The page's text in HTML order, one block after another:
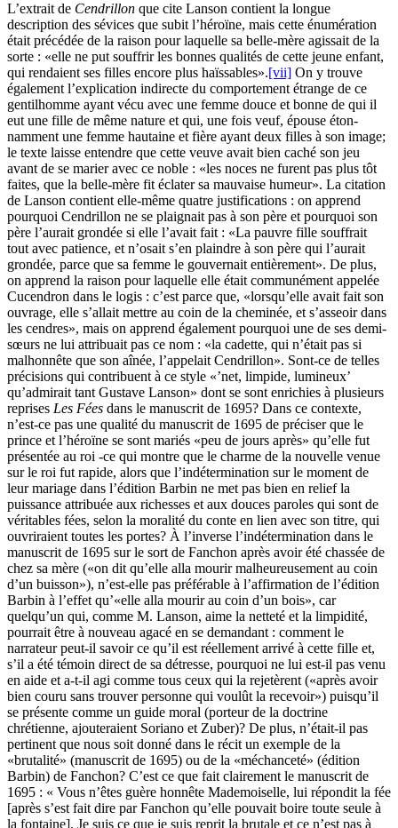
L’extrait de Cendrillon que cite Lanson contient la longue
description des sévices que subit l’héroïne, mais cette énumération
était précédée de la raison pour laquelle sa belle-mère agissait de la
sorte : «elle ne put souffrir les bonnes qualités de cette jeune enfant,
qui rendaient ses filles encore plus haïssables».[vii] On y trouve
également l’explication indirecte du comportement étrange de ce
gentilhomme ayant vécu avec une femme douce et bonne de qui il
eut une fille de même nature et qui, une fois veuf, épouse éton­
namment une femme hautaine et fière ayant deux filles à son image;
le texte laisse entendre que cette veuve avait bien caché son jeu
avant de se marier avec ce noble : «les noces ne furent pas plus tôt
faites, que la belle-mère fit éclater sa mauvaise humeur». La citation
de Lanson contient elle-même quatre justifications : on apprend
pourquoi Cendrillon ne se plaignait pas à son père et pourquoi son
père l’aurait grondée si elle l’avait fait : «La pauvre fille souffrait
tout avec patience, et n’osait s’en plaindre à son père qui l’aurait
grondée, parce que sa femme le gouvernait entièrement». De plus,
on apprend la raison pour laquelle elle était communément appelée
Cucendron dans le logis : c’est parce que, «lorsqu’elle avait fait son
ouvrage, elle s’allait mettre au coin de la cheminée, et s’asseoir dans
les cendres», mais on apprend également pourquoi une de ses demi-
sœurs ne lui attribuait pas ce nom : «la cadette, qui n’était pas si
malhonnête que son aînée, l’appelait Cendrillon». Sont-ce de telles
précisions qui contribuent à ce style «’net, limpide, lumineux’
qu’admirait tant Gustave Lanson» dont se sont enrichies à plusieurs
reprises Les Fées dans le manuscrit de 1695? Dans ce contexte,
n’est-ce pas une qualité du manuscrit de 1695 de préciser que le
prince et l’héroïne se sont mariés «peu de jours après» qu’elle fut
présentée au roi -ce qui montre que le charme de la nouvelle venue
sur le roi fut rapide, alors que l’indétermination sur le moment de
leur mariage dans l’édition Barbin ne met pas bien en relief la
puissance attribuée aux richesses et aux douces paroles qui sont de
véritables fées, selon la moralité du conte en lien avec son titre, qui
ouvriraient toutes les portes? À l’inverse l’indétermination dans le
manuscrit de 1695 sur le sort de Fanchon après avoir été chassée de
chez sa mère («on dit qu’elle alla mourir malheureu­sement au coin
d’un buisson»), n’est-elle pas préférable à l’affirmation de l’édition
Barbin à l’effet qu’«elle alla mourir au coin d’un bois», car
quelqu’un qui, comme M. Lanson, aime la netteté et la limpidité,
pourrait être à nouveau agacé en se demandant : comment le
narrateur peut-il savoir ce qu’il est réellement arrivé à cette fille et,
s’il a été témoin direct de sa détresse, pourquoi ne lui est-il pas venu
en aide et a-t-il agi comme tous ceux qui la rejetèrent («après avoir
bien couru sans trouver personne qui voulût la recevoir») puisqu’il
se présente comme un guide moral (porteur de la doctrine
chrétienne, ajou­teraient Soriano et Zuber)? De plus, n’était-il pas
pertinent que nous soit donné dans le récit un exemple de la
«brutalité» (manuscrit de 1695) ou de la «méchanceté» (édition
Barbin) de Fanchon? C’est ce que fait clairement le manuscrit de
1695 : « Vous n’êtes guère honnête Mademoiselle, lui répondit la fée
[après s’est fait dire par Fanchon qu’elle pouvait boire toute seule à
la fontaine]. Je suis ce que je suis reprit la brutale et ce n’est pas à